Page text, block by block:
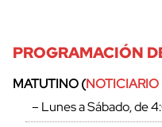
PROGRAMACIÓN
MATUTINO (NOTICIARIO
– Lunes a Sábado, de